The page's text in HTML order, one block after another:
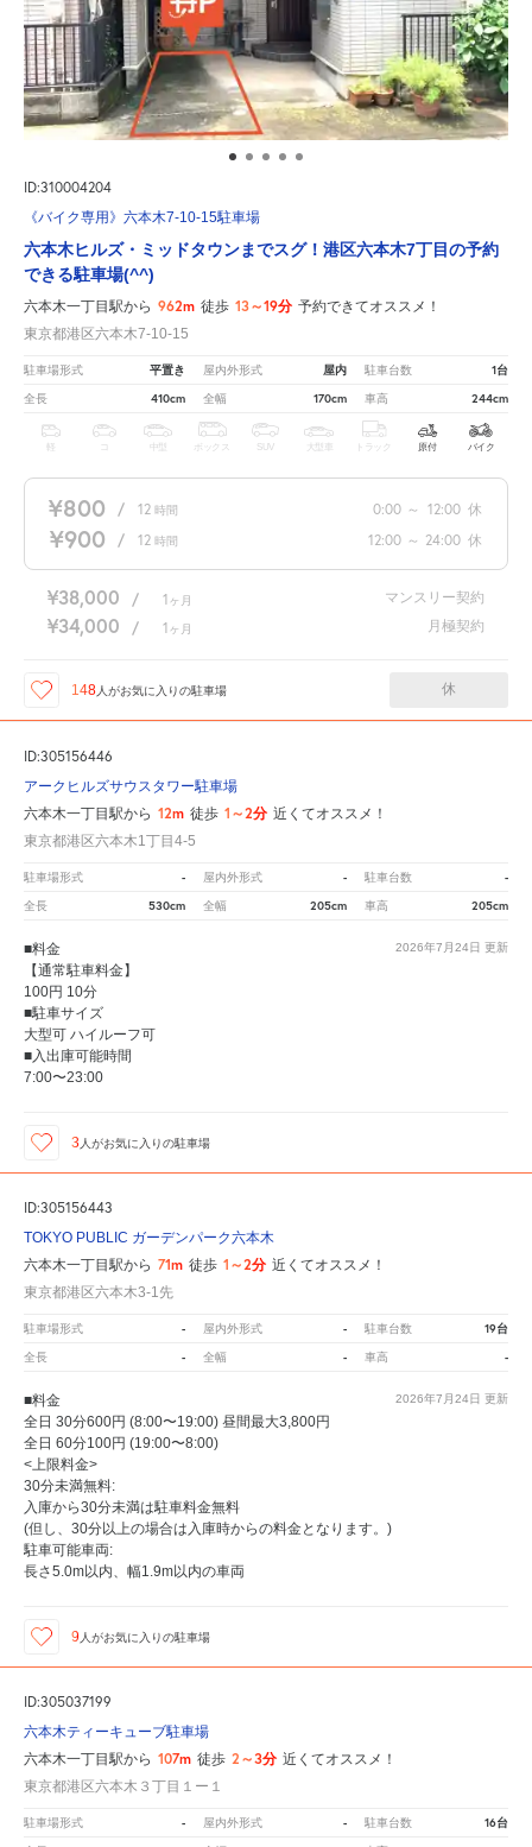
ID:310004204
《バイク専用》六本木7-10-15駐車場
六本木ヒルズ・ミッドタウンまでスグ！港区六本木7丁目の予約
できる駐車場(^^)
六本木一丁目駅から 962m 徒歩 13～19分 予約できてオススメ！
東京都港区六本木7-10-15
駐車場形式 平置き 屋内外形式 屋内 駐車台数 1台
全長 410cm 全幅 170cm 車高 244cm
軽 中型 ボックス SUV 大型車 トラック 原付 バイク
¥800 / 12 時間 0:00 ～ 12:00 休
¥900 / 12 時間 12:00 ～ 24:00 休
¥38,000 / 1 ヶ月 マンスリー契約
¥34,000 / 1 ヶ月 月極契約
148 人がお気に入りの駐車場 休
ID:305156446
アークヒルズサウスタワー駐車場
六本木一丁目駅から 12m 徒歩 1～2分 近くてオススメ！
東京都港区六本木1丁目4-5
駐車場形式 - 屋内外形式 - 駐車台数 -
全長 530cm 全幅 205cm 車高 205cm
2026年7月24日 更新
■料金
【通常駐車料金】
100円 10分
■駐車サイズ
大型可 ハイルーフ可
■入出庫可能時間
7:00〜23:00
3 人がお気に入りの駐車場
ID:305156443
TOKYO PUBLIC ガーデンパーク六本木
六本木一丁目駅から 71m 徒歩 1～2分 近くてオススメ！
東京都港区六本木3-1先
駐車場形式 - 屋内外形式 - 駐車台数 19台
全長 - 全幅 - 車高 -
2026年7月24日 更新
■料金
全日 30分600円 (8:00〜19:00) 昼間最大3,800円
全日 60分100円 (19:00〜8:00)
<上限料金>
30分未満無料:
入庫から30分未満は駐車料金無料
(但し、30分以上の場合は入庫時からの料金となります。)
駐車可能車両:
長さ5.0m以内、幅1.9m以内の車両
9 人がお気に入りの駐車場
ID:305037199
六本木ティーキューブ駐車場
六本木一丁目駅から 107m 徒歩 2～3分 近くてオススメ！
東京都港区六本木３丁目１ー１
駐車場形式 - 屋内外形式 - 駐車台数 16台